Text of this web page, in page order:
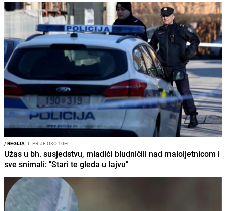
/REGIJA I PRIJE OKO 10H
Užas u bh. susjedstvu, mladići bludničili nad maloljetnicom i
sve snimali: "Stari te gleda u lajvu"